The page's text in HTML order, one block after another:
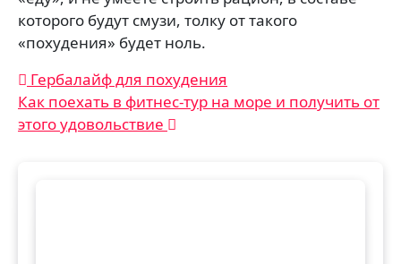
которого будут смузи, толку от такого
«похудения» будет ноль.
Навигация
по
записям
Гербалайф для похудения
Как поехать в фитнес-тур на море и получить от
этого удовольствие